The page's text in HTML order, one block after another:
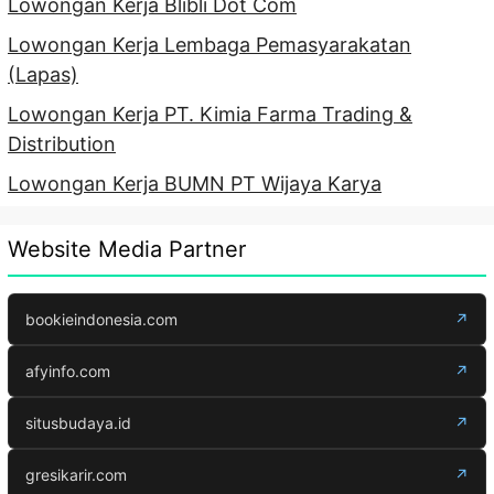
Lowongan Kerja Blibli Dot Com
Lowongan Kerja Lembaga Pemasyarakatan
(Lapas)
Lowongan Kerja PT. Kimia Farma Trading &
Distribution
Lowongan Kerja BUMN PT Wijaya Karya
Website Media Partner
bookieindonesia.com ↗
afyinfo.com ↗
situsbudaya.id ↗
gresikarir.com ↗